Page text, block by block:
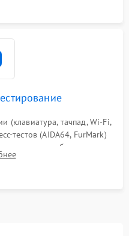
(клавиатура, тачпад, Wi-Fi,
тестов (AIDA64, FurMark)
режима и стабильности
нагрузкой.